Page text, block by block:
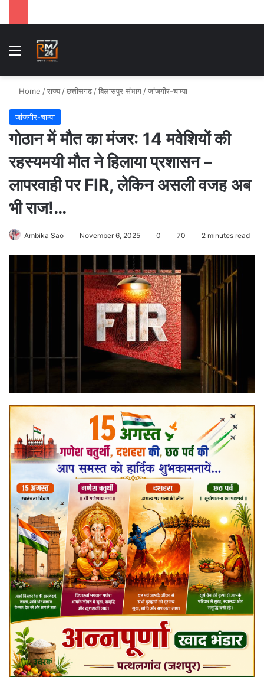
Menu
Home /राज्य /छत्तीसगढ़ /बिलासपुर संभाग /जांजगीर-चाम्पा
जांजगीर-चाम्पा
गोठान में मौत का मंजर: 14 मवेशियों की
रहस्यमयी मौत ने हिलाया प्रशासन –
लापरवाही पर FIR, लेकिन असली वजह अब
भी राज!…
Ambika Sao November 6, 2025 0 70 2 minutes read